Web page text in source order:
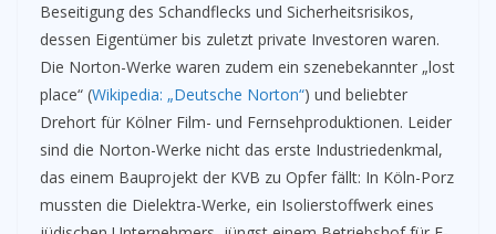
Beseitigung des Schandflecks und Sicherheitsrisikos,
dessen Eigentümer bis zuletzt private Investoren waren.
Die Norton-Werke waren zudem ein szenebekannter „lost
place“ (Wikipedia: „Deutsche Norton“) und beliebter
Drehort für Kölner Film- und Fernsehproduktionen. Leider
sind die Norton-Werke nicht das erste Industriedenkmal,
das einem Bauprojekt der KVB zu Opfer fällt: In Köln-Porz
mussten die Dielektra-Werke, ein Isolierstoffwerk eines